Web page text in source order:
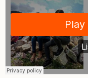
las
infancias
Indígenas!